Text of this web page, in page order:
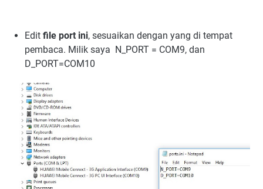
Edit file port ini, sesuaikan dengan yang di tempat
pembaca. Milik saya N_PORT = COM9, dan
D_PORT=COM10